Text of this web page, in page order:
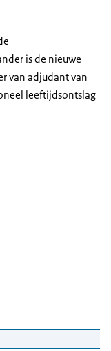
is de nieuwe
van adjudant van
leeftijdsontslag